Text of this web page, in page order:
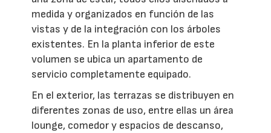
medida y organizados en función de las
vistas y de la integración con los árboles
existentes. En la planta inferior de este
volumen se ubica un apartamento de
servicio completamente equipado.
En el exterior, las terrazas se distribuyen en
diferentes zonas de uso, entre ellas un área
lounge, comedor y espacios de descanso,